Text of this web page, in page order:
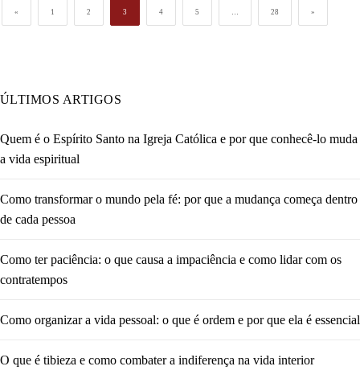
« 1 2 3 4 5 … 28 »
ÚLTIMOS ARTIGOS
Quem é o Espírito Santo na Igreja Católica e por que conhecê-lo muda
a vida espiritual
Como transformar o mundo pela fé: por que a mudança começa dentro
de cada pessoa
Como ter paciência: o que causa a impaciência e como lidar com os
contratempos
Como organizar a vida pessoal: o que é ordem e por que ela é essencial
O que é tibieza e como combater a indiferença na vida interior